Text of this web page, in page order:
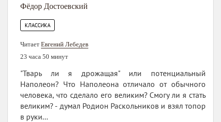
Фёдор Достоевский
КЛАССИКА
Читает Евгений Лебедев
23 часа 50 минут
"Тварь ли я дрожащая" или потенциальный
Наполеон? Что Наполеона отличало от обычного
человека, что сделало его великим? Смогу ли я стать
великим? - думал Родион Раскольников и взял топор
в руки...